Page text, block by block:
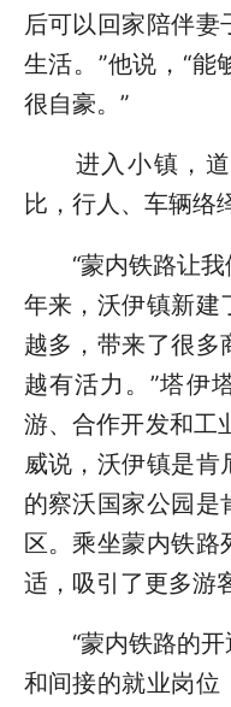
后可以回家陪伴妻
生活。”他说，“
很自豪。”
进入小镇，道
比，行人、车辆络
“蒙内铁路让我
年来，沃伊镇新建
越多，带来了很多
越有活力。”塔伊
游、合作开发和工
威说，沃伊镇是肯
的察沃国家公园是
区。乘坐蒙内铁路
适，吸引了更多游
“蒙内铁路的开
和间接的就业岗位